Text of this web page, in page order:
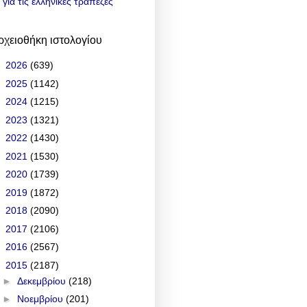
ιστολογίου
2026 (639)
2025 (1142)
2024 (1215)
2023 (1321)
2022 (1430)
2021 (1530)
2020 (1739)
2019 (1872)
2018 (2090)
2017 (2106)
2016 (2567)
2015 (2187)
► Δεκεμβρίου (218)
► Νοεμβρίου (201)